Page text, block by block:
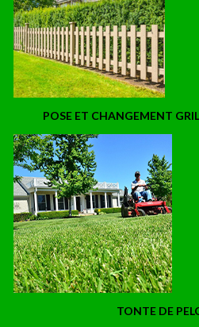
POSE ET CHANGEMENT
TONTE DE